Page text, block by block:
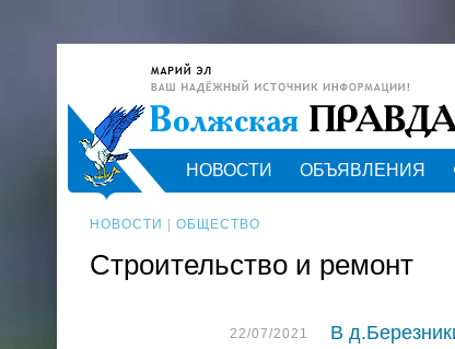
НОВОСТИ ОБЪЯВЛЕНИЯ
НОВОСТИ ОБЩЕСТВО
Строительство и ремонт
22/07/2021 В